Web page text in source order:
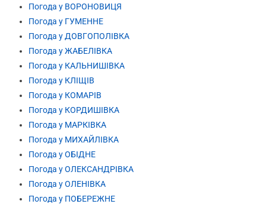
Погода у ВОРОНОВИЦЯ
Погода у ГУМЕННЕ
Погода у ДОВГОПОЛІВКА
Погода у ЖАБЕЛІВКА
Погода у КАЛЬНИШІВКА
Погода у КЛІЩІВ
Погода у КОМАРІВ
Погода у КОРДИШІВКА
Погода у МАРКІВКА
Погода у МИХАЙЛІВКА
Погода у ОБІДНЕ
Погода у ОЛЕКСАНДРІВКА
Погода у ОЛЕНІВКА
Погода у ПОБЕРЕЖНЕ